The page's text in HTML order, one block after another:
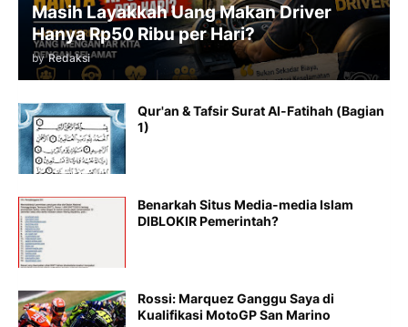
Masih Layakkah Uang Makan Driver
Hanya Rp50 Ribu per Hari?
by Redaksi
Qur'an & Tafsir Surat Al-Fatihah (Bagian
1)
Benarkah Situs Media-media Islam
DIBLOKIR Pemerintah?
Rossi: Marquez Ganggu Saya di
Kualifikasi MotoGP San Marino